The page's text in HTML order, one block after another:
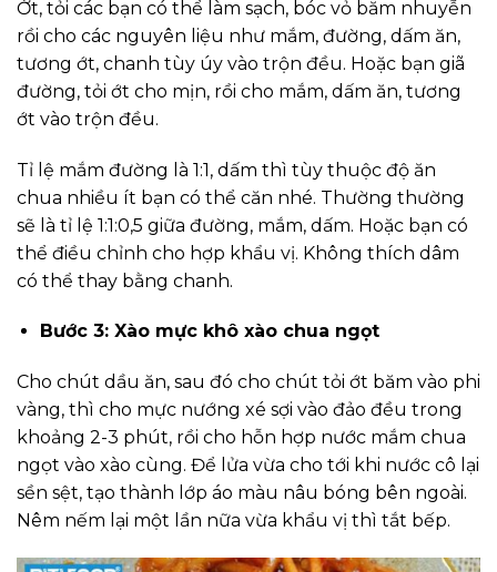
Ớt, tỏi các bạn có thể làm sạch, bóc vỏ băm nhuyễn
rồi cho các nguyên liệu như mắm, đường, dấm ăn,
tương ớt, chanh tùy úy vào trộn đều. Hoặc bạn giã
đường, tỏi ớt cho mịn, rồi cho mắm, dấm ăn, tương
ớt vào trộn đều.
Tỉ lệ mắm đường là 1:1, dấm thì tùy thuộc độ ăn
chua nhiều ít bạn có thể căn nhé. Thường thường
sẽ là tỉ lệ 1:1:0,5 giữa đường, mắm, dấm. Hoặc bạn có
thể điều chỉnh cho hợp khẩu vị. Không thích dâm
có thể thay bằng chanh.
Bước 3: Xào mực khô xào chua ngọt
Cho chút dầu ăn, sau đó cho chút tỏi ớt băm vào phi
vàng, thì cho mực nướng xé sợi vào đảo đều trong
khoảng 2-3 phút, rồi cho hỗn hợp nước mắm chua
ngọt vào xào cùng. Để lửa vừa cho tới khi nước cô lại
sền sệt, tạo thành lớp áo màu nâu bóng bên ngoài.
Nêm nếm lại một lần nữa vừa khẩu vị thì tắt bếp.